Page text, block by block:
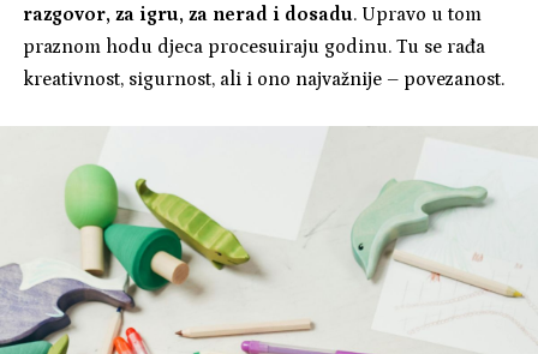
razgovor, za igru, za nerad i dosadu. Upravo u tom
praznom hodu djeca procesuiraju godinu. Tu se rađa
kreativnost, sigurnost, ali i ono najvažnije – povezanost.